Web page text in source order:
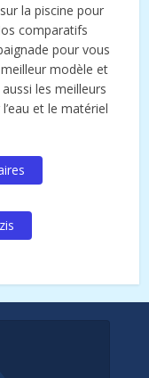
la piscine pour
comparatifs
pour vous
modèle et
les meilleurs
et le matériel